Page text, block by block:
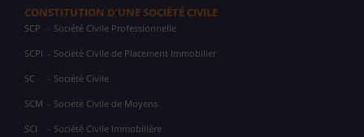
CONSTITUTION D'UNE SOCIÉTÉ CIVILE
SCP - Société Civile Professionnelle
SCPI - Société Civile de Placement Immobilier
SC - Société Civile
SCM - Société Civile de Moyens
SCI - Société Civile Immobilière